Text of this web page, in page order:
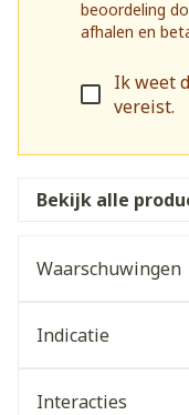
beoordeling
afhalen en
Ik weet
vereist.
Bekijk alle
Waarschuwingen
Indicatie
Interacties